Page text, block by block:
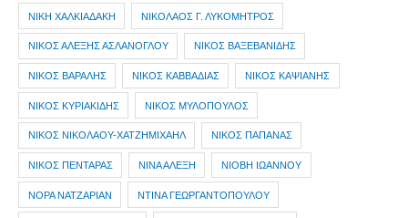
ΝΙΚΗ ΧΑΛΚΙΑΔΑΚΗ ΝΙΚΟΛΑΟΣ Γ. ΛΥΚΟΜΗΤΡΟΣ
ΝΙΚΟΣ ΑΛΕΞΗΣ ΑΣΛΑΝΟΓΛΟΥ ΝΙΚΟΣ ΒΑΞΕΒΑΝΙΔΗΣ
ΝΙΚΟΣ ΒΑΡΑΛΗΣ ΝΙΚΟΣ ΚΑΒΒΑΔΙΑΣ ΝΙΚΟΣ ΚΑΨΙΑΝΗΣ
ΝΙΚΟΣ ΚΥΡΙΑΚΙΔΗΣ ΝΙΚΟΣ ΜΥΛΟΠΟΥΛΟΣ
ΝΙΚΟΣ ΝΙΚΟΛΑΟΥ-ΧΑΤΖΗΜΙΧΑΗΛ ΝΙΚΟΣ ΠΑΠΑΝΑΣ
ΝΙΚΟΣ ΠΕΝΤΑΡΑΣ ΝΙΝΑ ΑΛΕΞΗ ΝΙΟΒΗ ΙΩΑΝΝΟΥ
ΝΟΡΑ ΝΑΤΖΑΡΙΑΝ ΝΤΙΝΑ ΓΕΩΡΓΑΝΤΟΠΟΥΛΟΥ